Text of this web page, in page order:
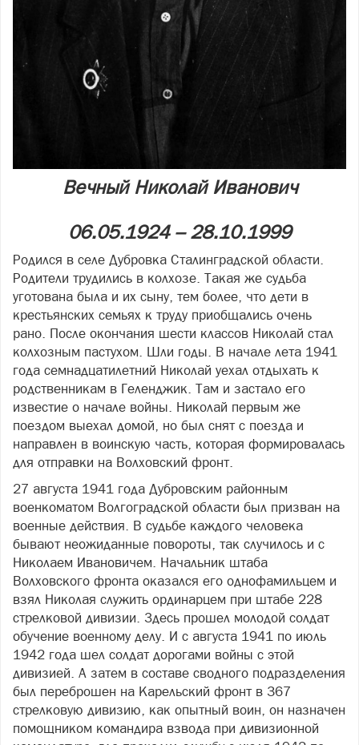
Вечный Николай Иванович
06.05.1924 – 28.10.1999
Родился в селе Дубровка Сталинградской области.
Родители трудились в колхозе. Такая же судьба
уготована была и их сыну, тем более, что дети в
крестьянских семьях к труду приобщались очень
рано. После окончания шести классов Николай стал
колхозным пастухом. Шли годы. В начале лета 1941
года семнадцатилетний Николай уехал отдыхать к
родственникам в Геленджик. Там и застало его
известие о начале войны. Николай первым же
поездом выехал домой, но был снят с поезда и
направлен в воинскую часть, которая формировалась
для отправки на Волховский фронт.
27 августа 1941 года Дубровским районным
военкоматом Волгоградской области был призван на
военные действия. В судьбе каждого человека
бывают неожиданные повороты, так случилось и с
Николаем Ивановичем. Начальник штаба
Волховского фронта оказался его однофамильцем и
взял Николая служить ординарцем при штабе 228
стрелковой дивизии. Здесь прошел молодой солдат
обучение военному делу. И с августа 1941 по июль
1942 года шел солдат дорогами войны с этой
дивизией. А затем в составе сводного подразделения
был переброшен на Карельский фронт в 367
стрелковую дивизию, как опытный воин, он назначен
помощником командира взвода при дивизионной